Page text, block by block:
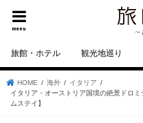
menu
旅館・ホテル 観光地巡り
HOME 海外
イタリア
イタリア・オーストリア国境の絶景ドロ
ムステイ】